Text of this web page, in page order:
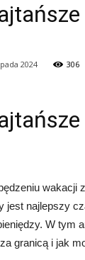
2024 306
wakacji
jest najlepszy
W tym
granicą i jak